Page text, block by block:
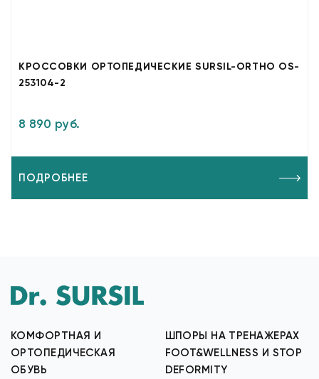
КРОССОВКИ ОРТОПЕДИЧЕСКИЕ SURSIL-ORTHO OS-
253104-2
8 890 руб.
ПОДРОБНЕЕ
КОМФОРТНАЯ И
ОРТОПЕДИЧЕСКАЯ
ОБУВЬ
ШПОРЫ НА ТРЕНАЖЕРАХ
FOOT&WELLNESS И STOP
DEFORMITY